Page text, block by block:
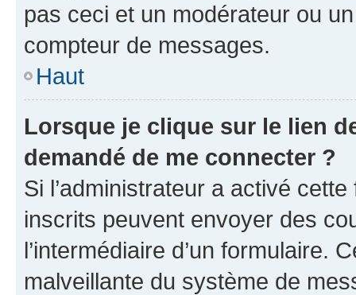
pas ceci et un modérateur ou
compteur de messages.
Haut
Lorsque je clique sur le lien
demandé de me connecter ?
Si l’administrateur a activé
inscrits peuvent envoyer des
l’intermédiaire d’un formulaire.
malveillante du système de